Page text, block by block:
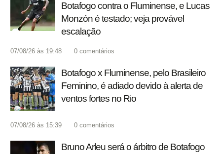
Botafogo contra o Fluminense, e Lucas
Monzón é testado; veja provável
escalação
07/08/26 às 19:48 0 comentários
Botafogo x Fluminense, pelo Brasileiro
Feminino, é adiado devido à alerta de
ventos fortes no Rio
07/08/26 às 15:39 0 comentários
Bruno Arleu será o árbitro de Botafogo